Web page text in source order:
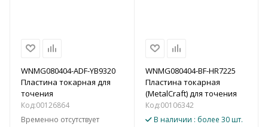
WNMG080404-ADF-YB9320
Пластина токарная для
точения
Код:00126864
Временно отсутствует
WNMG080404-BF-HR7225
Пластина токарная
(MetalCraft) для точения
Код:00106342
В наличии : более 30 шт.